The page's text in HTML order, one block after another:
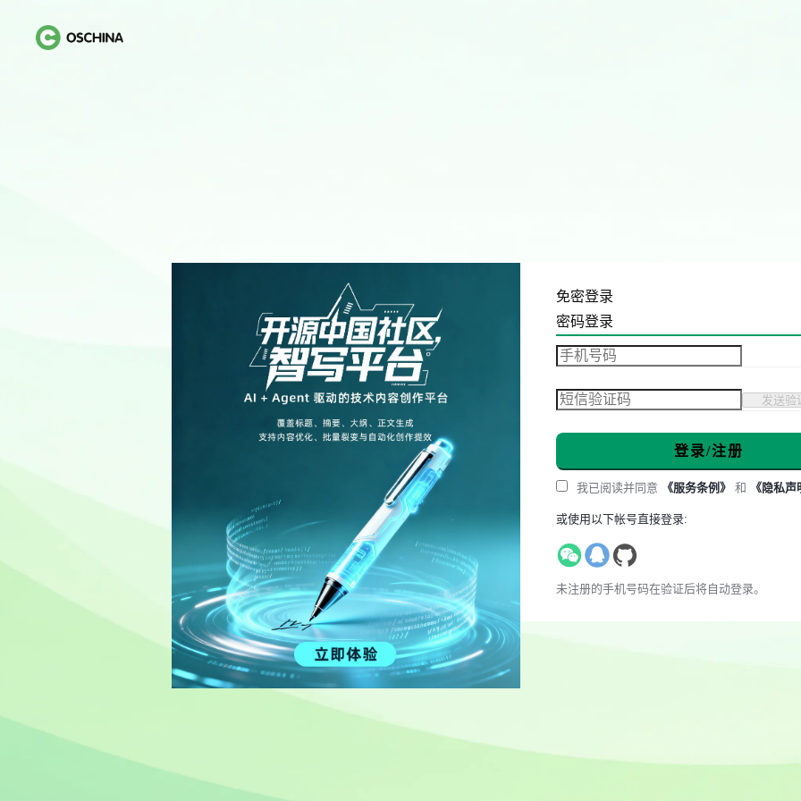
免密登录
密码登录
发送验
登录/注册
我已阅读并同意 《服务条例》 和 《隐私声
或使用以下帐号直接登录:
未注册的手机号码在验证后将自动登录。